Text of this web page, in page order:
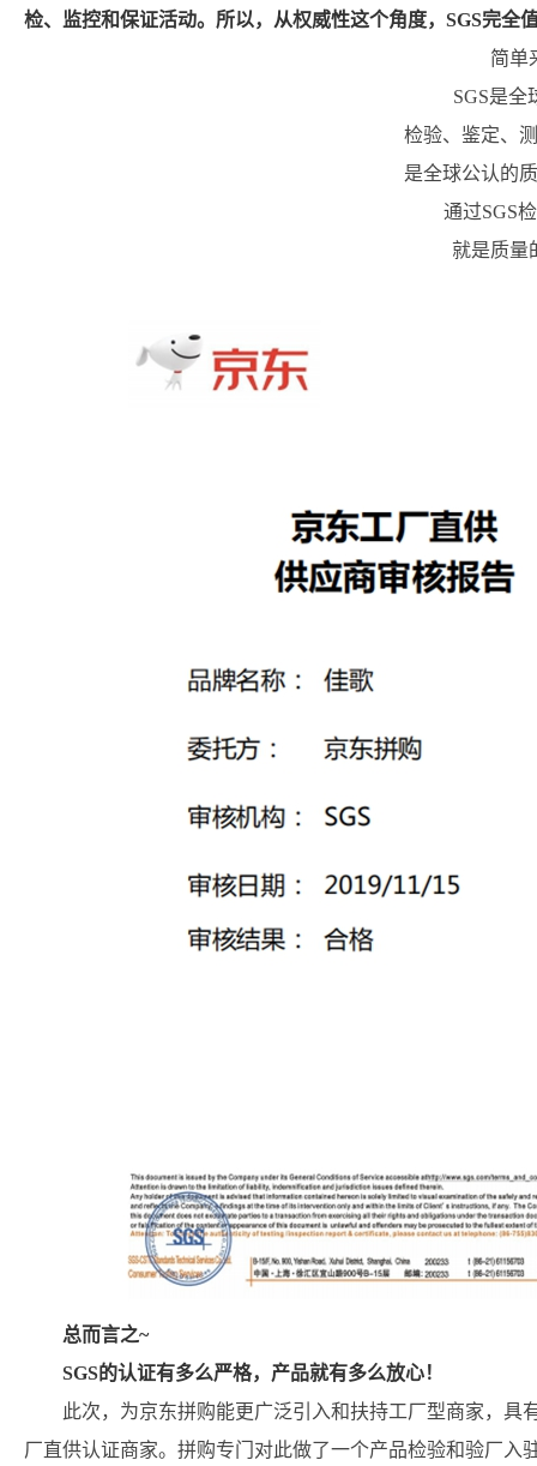
检、监控和保证活动。所以，从权威性这个角度，SGS完全
简单
SGS是全
检验、鉴定、
是全球公认的
通过SGS
就是质量
总而言之~
SGS的认证有多么严格，产品就有多么放心！
此次，为京东拼购能更广泛引入和扶持工厂型商家，
厂直供认证商家。拼购专门对此做了一个产品检验和验厂入